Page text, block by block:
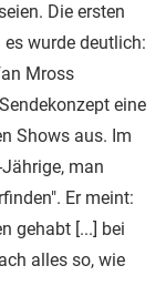
Die ersten
wurde deutlich:
Mross
eine
Shows aus. Im
man
Er meint:
gehabt [...] bei
alles so, wie